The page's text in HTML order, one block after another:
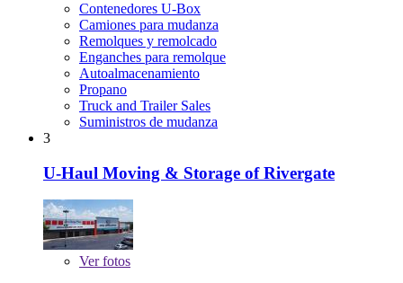
Contenedores U-Box
Camiones para mudanza
Remolques y remolcado
Enganches para remolque
Autoalmacenamiento
Propano
Truck and Trailer Sales
Suministros de mudanza
3
U-Haul Moving & Storage of Rivergate
Verfotos